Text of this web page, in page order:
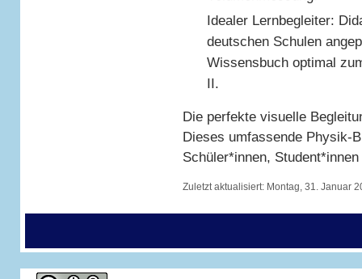
Idealer Lernbegleiter:
deutschen Schulen
Wissensbuch optimal
II.
Die perfekte visuelle
Dieses umfassende Physik-
Schüler*innen,
Zuletzt aktualisiert: Montag, 31. Januar